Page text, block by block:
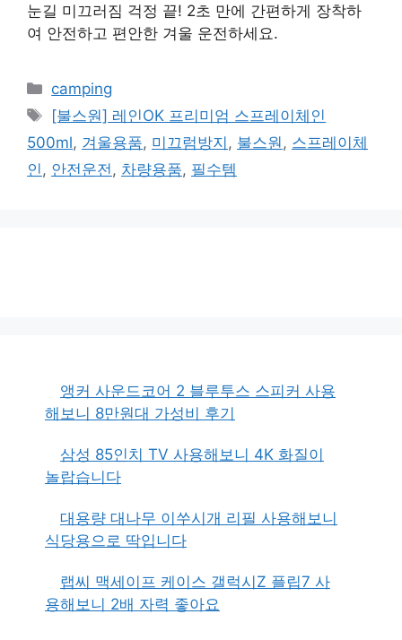
눈길 미끄러짐 걱정 끝! 2초 만에 간편하게 장착하
여 안전하고 편안한 겨울 운전하세요.
카
테
고
리
camping
태
그
[불스원] 레인OK 프리미엄 스프레이체인
500ml, 겨울용품, 미끄럼방지 , 불스원 , 스프레이체
인 , 안전운전 , 차량용품, 필수템
앵커 사운드코어 2 블루투스 스피커 사용
해보니 8만원대 가성비 후기
삼성 85인치 TV 사용해보니 4K 화질이
놀랍습니다
대용량 대나무 이쑤시개 리필 사용해보니
식당용으로 딱입니다
랩씨 맥세이프 케이스 갤럭시Z 플립7 사
용해보니 2배 자력 좋아요